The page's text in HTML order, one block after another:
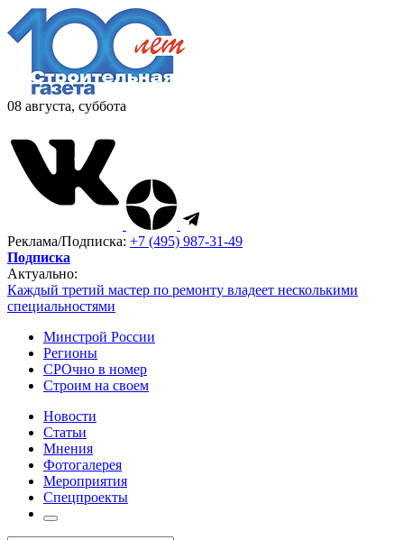
08 августа, суббота
Реклама/Подписка: +7 (495) 987-31-49
Подписка
Актуально:
Каждый третий мастер по ремонту владеет несколькими
специальностями
Минстрой России
Регионы
СРОчно в номер
Строим на своем
Новости
Статьи
Мнения
Фотогалерея
Мероприятия
Спецпроекты